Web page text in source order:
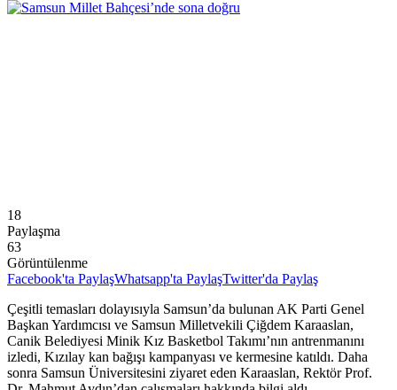
18
Paylaşma
63
Görüntülenme
Facebook'ta PaylaşWhatsapp'ta PaylaşTwitter'da Paylaş
Çeşitli temasları dolayısıyla Samsun’da bulunan AK Parti Genel
Başkan Yardımcısı ve Samsun Milletvekili Çiğdem Karaaslan,
Canik Belediyesi Minik Kız Basketbol Takımı’nın antrenmanını
izledi, Kızılay kan bağışı kampanyası ve kermesine katıldı. Daha
sonra Samsun Üniversitesini ziyaret eden Karaaslan, Rektör Prof.